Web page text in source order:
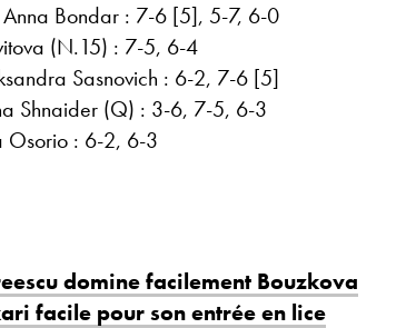
Bondar : 7-6 [5], 5-7, 6-0
(N.15) : 7-5, 6-4
Sasnovich : 6-2, 7-6 [5]
Shnaider (Q) : 3-6, 7-5, 6-3
Osorio : 6-2, 6-3
domine facilement Bouzkova
facile pour son entrée en lice